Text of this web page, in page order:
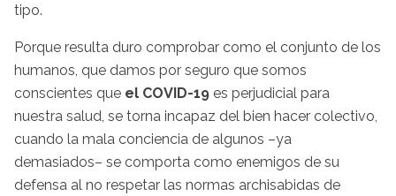
tipo.
Porque resulta duro comprobar como el conjunto de los
humanos, que damos por seguro que somos
conscientes que el COVID-19 es perjudicial para
nuestra salud, se torna incapaz del bien hacer colectivo,
cuando la mala conciencia de algunos –ya
demasiados– se comporta como enemigos de su
defensa al no respetar las normas archisabidas de